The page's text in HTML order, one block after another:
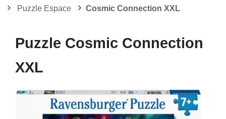
Puzzle Espace
Cosmic Connection XXL
Puzzle Cosmic Connection
XXL